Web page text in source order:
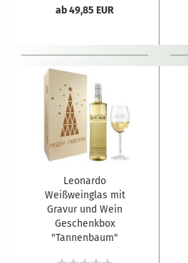
ab 49,85 EUR
Leonardo
Weißweinglas mit
Gravur und Wein
Geschenkbox
"Tannenbaum"